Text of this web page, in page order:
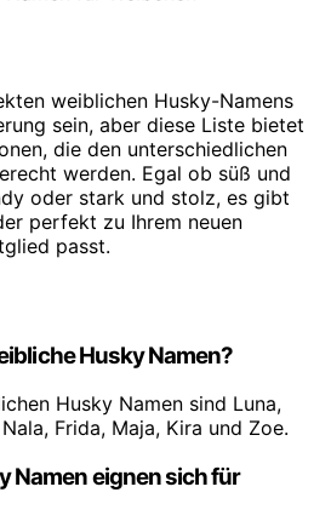
weiblichen Husky-Namens
sein, aber diese Liste bietet
die den unterschiedlichen
werden. Egal ob süß und
oder stark und stolz, es gibt
perfekt zu Ihrem neuen
passt.
Husky Namen?
Husky Namen sind Luna,
Frida, Maja, Kira und Zoe.
Namen eignen sich für